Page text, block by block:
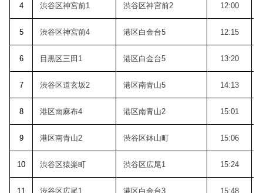
4 渋谷区神宮前1 渋谷区神宮前2 12:00
5 渋谷区神宮前4 港区白金台5 12:15
6 目黒区三田1 港区白金台5 13:20
7 渋谷区道玄坂2 港区南青山5 14:13
8 港区南麻布4 港区南青山2 15:01
9 港区南青山2 渋谷区鉢山町 15:06
10 渋谷区猿楽町 渋谷区広尾1 15:24
11 渋谷区広尾1 港区白金台3 15:48